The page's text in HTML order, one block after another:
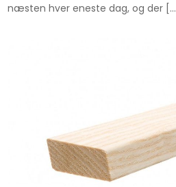
næsten hver eneste dag, og der […]